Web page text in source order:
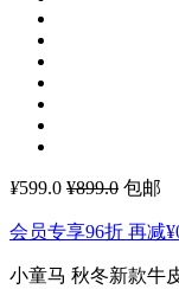
¥599.0 ¥899.0 包邮
会员专享96折 再减
小童马 秋冬新款牛